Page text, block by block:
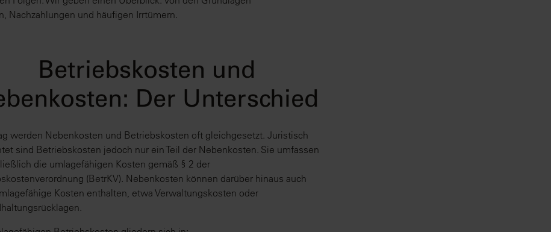
Nachzahlungen und häufigen Irrtümern.
Betriebskosten und
Der Unterschied
werden Nebenkosten und Betriebskosten oft gleichgesetzt. Juristisch
sind Betriebskosten jedoch nur ein Teil der Nebenkosten. Sie umfassen
die umlagefähigen Kosten gemäß § 2 der
(BetrKV). Nebenkosten können darüber hinaus auch
Kosten enthalten, etwa Verwaltungskosten oder